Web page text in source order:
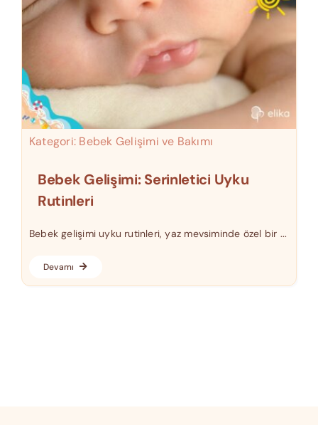
Kategori: Bebek Gelişimi ve Bakımı
Bebek Gelişimi: Serinletici Uyku
Rutinleri
Bebek gelişimi uyku rutinleri, yaz mevsiminde özel bir ...
Devamı